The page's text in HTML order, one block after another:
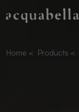
Home < Products <